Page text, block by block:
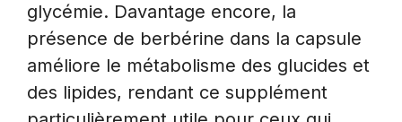
glycémie. Davantage encore, la
présence de berbérine dans la capsule
améliore le métabolisme des glucides et
des lipides, rendant ce supplément